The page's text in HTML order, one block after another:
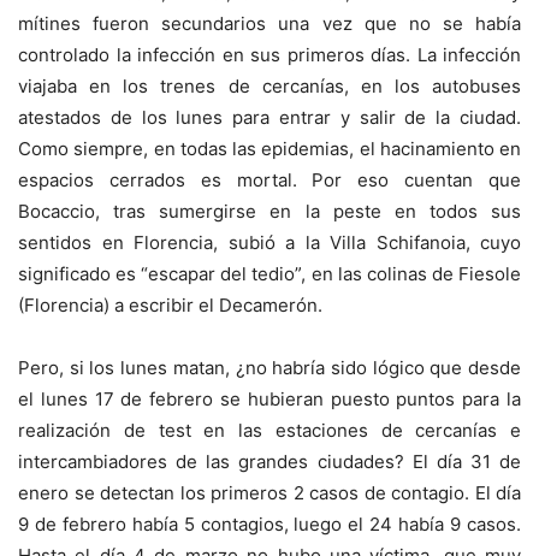
mítines fueron secundarios una vez que no se había
controlado la infección en sus primeros días. La infección
viajaba en los trenes de cercanías, en los autobuses
atestados de los lunes para entrar y salir de la ciudad.
Como siempre, en todas las epidemias, el hacinamiento en
espacios cerrados es mortal. Por eso cuentan que
Bocaccio, tras sumergirse en la peste en todos sus
sentidos en Florencia, subió a la Villa Schifanoia, cuyo
significado es “escapar del tedio”, en las colinas de Fiesole
(Florencia) a escribir el Decamerón.
Pero, si los lunes matan, ¿no habría sido lógico que desde
el lunes 17 de febrero se hubieran puesto puntos para la
realización de test en las estaciones de cercanías e
intercambiadores de las grandes ciudades? El día 31 de
enero se detectan los primeros 2 casos de contagio. El día
9 de febrero había 5 contagios, luego el 24 había 9 casos.